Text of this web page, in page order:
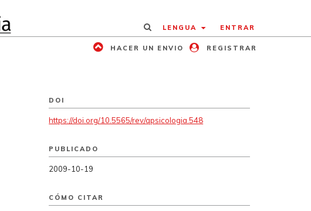
LENGUA ENTRAR
HACER UN ENVIO REGISTRAR
DOI
https://doi.org/10.5565/rev/qpsicologia.548
PUBLICADO
2009-10-19
CÓMO CITAR